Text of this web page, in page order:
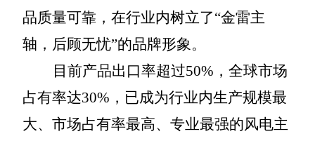
品质量可靠，在行业内树立了“金雷主
轴，后顾无忧”的品牌形象。
目前产品出口率超过50%，全球市场
占有率达30%，已成为行业内生产规模最
大、市场占有率最高、专业最强的风电主